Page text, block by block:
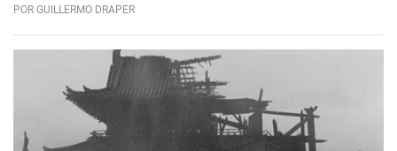
POR GUILLERMO DRAPER